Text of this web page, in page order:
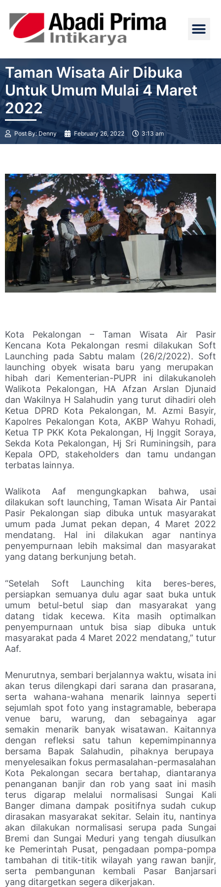
content
Taman Wisata Air Dibuka
Untuk Umum Mulai 4 Maret
2022
Post By: Denny February 26, 2022 3:13 am
Kota Pekalongan – Taman Wisata Air Pasir
Kencana Kota Pekalongan resmi dilakukan Soft
Launching pada Sabtu malam (26/2/2022). Soft
launching obyek wisata baru yang merupakan
hibah dari Kementerian-PUPR ini dilakukanoleh
Walikota Pekalongan, HA Afzan Arslan Djunaid
dan Wakilnya H Salahudin yang turut dihadiri oleh
Ketua DPRD Kota Pekalongan, M. Azmi Basyir,
Kapolres Pekalongan Kota, AKBP Wahyu Rohadi,
Ketua TP PKK Kota Pekalongan, Hj Inggit Soraya,
Sekda Kota Pekalongan, Hj Sri Ruminingsih, para
Kepala OPD, stakeholders dan tamu undangan
terbatas lainnya.
Walikota Aaf mengungkapkan bahwa, usai
dilakukan soft launching, Taman Wisata Air Pantai
Pasir Pekalongan siap dibuka untuk masyarakat
umum pada Jumat pekan depan, 4 Maret 2022
mendatang. Hal ini dilakukan agar nantinya
penyempurnaan lebih maksimal dan masyarakat
yang datang berkunjung betah.
“Setelah Soft Launching kita beres-beres,
persiapkan semuanya dulu agar saat buka untuk
umum betul-betul siap dan masyarakat yang
datang tidak kecewa. Kita masih optimalkan
penyempurnaan untuk bisa siap dibuka untuk
masyarakat pada 4 Maret 2022 mendatang,” tutur
Aaf.
Menurutnya, sembari berjalannya waktu, wisata ini
akan terus dilengkapi dari sarana dan prasarana,
serta wahana-wahana menarik lainnya seperti
sejumlah spot foto yang instagramable, beberapa
venue baru, warung, dan sebagainya agar
semakin menarik banyak wisatawan. Kaitannya
dengan refleksi satu tahun kepemimpinannya
bersama Bapak Salahudin, pihaknya berupaya
menyelesaikan fokus permasalahan-permasalahan
Kota Pekalongan secara bertahap, diantaranya
penanganan banjir dan rob yang saat ini masih
terus digarap melalui normalisasi Sungai Kali
Banger dimana dampak positifnya sudah cukup
dirasakan masyarakat sekitar. Selain itu, nantinya
akan dilakukan normalisasi serupa pada Sungai
Bremi dan Sungai Meduri yang tengah diusulkan
ke Pemerintah Pusat, pengadaan pompa-pompa
tambahan di titik-titik wilayah yang rawan banjir,
serta pembangunan kembali Pasar Banjarsari
yang ditargetkan segera dikerjakan.